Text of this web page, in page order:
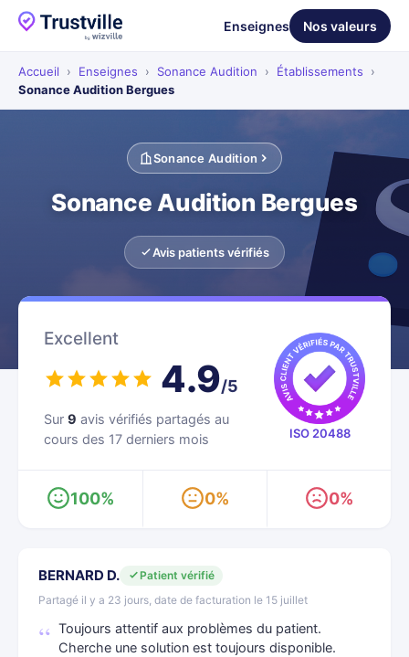
Enseignes Nos valeurs
Accueil › Enseignes › Sonance Audition › Établissements
›
Sonance Audition Bergues
Sonance Audition
Sonance Audition Bergues
Avis patients vérifiés
Excellent
4.9/5
Sur 9 avis vérifiés partagés au
cours des 17 derniers mois
ISO 20488
100% 0% 0%
BERNARD D.
Patient vérifié
Partagé il y a 23 jours, date de facturation le 15 juillet
Toujours attentif aux problèmes du patient.
Cherche une solution est toujours disponible.